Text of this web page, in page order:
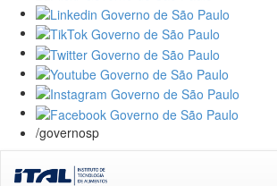
/governosp
navigation